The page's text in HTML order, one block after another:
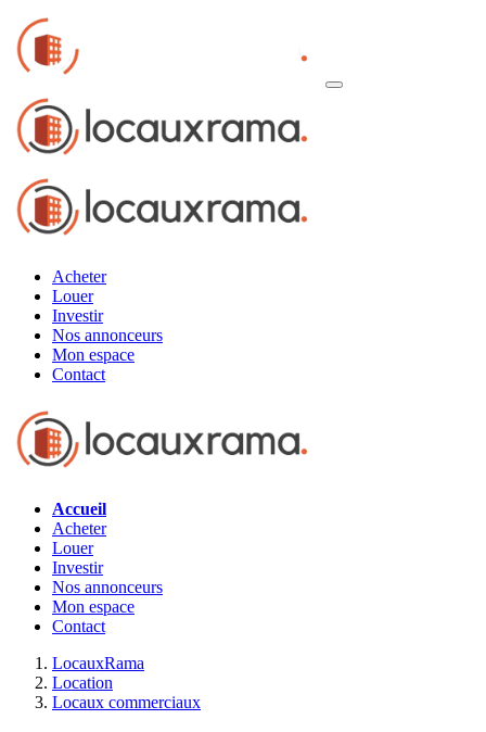
Acheter
Louer
Investir
Nos annonceurs
Mon espace
Contact
Accueil
Acheter
Louer
Investir
Nos annonceurs
Mon espace
Contact
LocauxRama
Location
Locaux commerciaux